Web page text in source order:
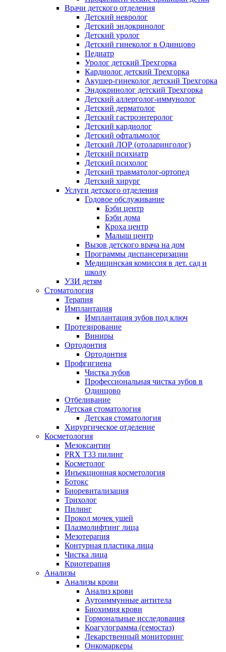
Врачи детского отделения
Детский невролог
Детский эндокринолог
Детский уролог
Детский гинеколог в Одинцово
Педиатр
Уролог детский Трехгорка
Кардиолог детский Трехгорка
Акушер-гинеколог детский Трехгорка
Эндокринолог детский Трехгорка
Детский аллерголог-иммунолог
Детский дерматолог
Детский гастроэнтеролог
Детский кардиолог
Детский офтальмолог
Детский ЛОР (отоларинголог)
Детский психиатр
Детский психолог
Детский травматолог-ортопед
Детский хирург
Услуги детского отделения
Годовое обслуживание
Бэби центр
Бэби дома
Кроха центр
Малыш центр
Вызов детского врача на дом
Программы диспансеризации
Медицинская комиссия в дет. сад и
школу
УЗИ детям
Стоматология
Терапия
Имплантация
Имплантация зубов под ключ
Протезирование
Виниры
Ортодонтия
Ортодонтия
Профгигиена
Чистка зубов
Профессиональная чистка зубов в
Одинцово
Отбеливание
Детская стоматология
Детская стоматология
Хирургическое отделение
Косметология
Мезоксантин
PRX T33 пилинг
Косметолог
Инъекционная косметология
Ботокс
Биоревитализация
Трихолог
Пилинг
Прокол мочек ушей
Плазмолифтинг лица
Мезотерапия
Контурная пластика лица
Чистка лица
Криотерапия
Анализы
Анализы крови
Анализ крови
Аутоиммунные антитела
Биохимия крови
Гормональные исследования
Коагулограмма (гемостаз)
Лекарственный мониторинг
Онкомаркеры